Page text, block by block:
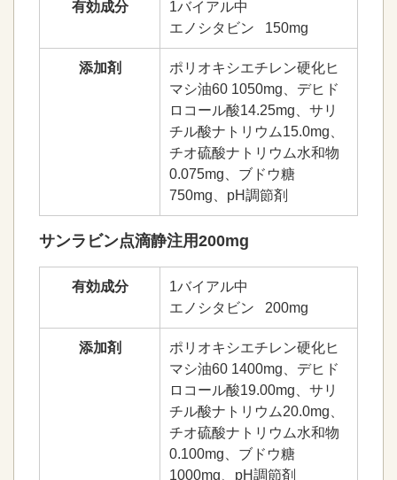
有効成分
1バイアル中
エノシタビン 150mg
添加剤
ポリオキシエチレン硬化ヒ
マシ油60 1050mg、デヒド
ロコール酸14.25mg、サリ
チル酸ナトリウム15.0mg、
チオ硫酸ナトリウム水和物
0.075mg、ブドウ糖
750mg、pH調節剤
サンラビン点滴静注用200mg
有効成分
1バイアル中
エノシタビン 200mg
添加剤
ポリオキシエチレン硬化ヒ
マシ油60 1400mg、デヒド
ロコール酸19.00mg、サリ
チル酸ナトリウム20.0mg、
チオ硫酸ナトリウム水和物
0.100mg、ブドウ糖
1000mg、pH調節剤